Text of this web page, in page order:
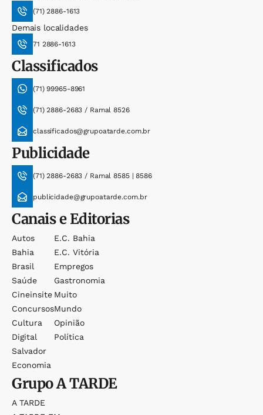
(71) 2886-1613
Demais localidades
71 2886-1613
Classificados
(71) 99965-8961
(71) 2886-2683 / Ramal 8526
classificados@grupoatarde.com.br
Publicidade
(71) 2886-2683 / Ramal 8585 | 8586
publicidade@grupoatarde.com.br
Canais e Editorias
Autos
Bahia
Brasil
Saúde
Cineinsite
Concursos
Cultura
Digital
Salvador
Economia
E.c. Bahia
E.c. Vitória
Empregos
Gastronomia
Muito
Mundo
Opinião
Política
GrupoA TARDE
A TARDE